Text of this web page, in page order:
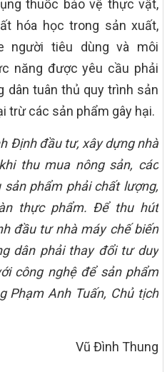
thuốc bảo vệ thực vật,
hóa học trong sản xuất,
người tiêu dùng và môi
năng được yêu cầu phải
dân tuân thủ quy trình sản
trừ các sản phẩm gây hại.
Định đầu tư, xây dựng nhà
thu mua nông sản, các
phẩm phải chất lượng,
thực phẩm. Để thu hút
đầu tư nhà máy chế biến
dân phải thay đổi tư duy
công nghệ để sản phẩm
Phạm Anh Tuấn, Chủ tịch
Vũ Đình Thung